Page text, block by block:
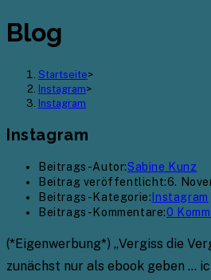
Blog
Startseite>
Instagram>
Instagram
Instagram
Beitrags-Autor:Sabine Kunz
Beitrag veröffentlicht:6.
Beitrags-Kategorie: Instagram
Beitrags-Kommentare:0
(*Eigenwerbung*) „Vergiss die
zunächst nur als ebook geben …